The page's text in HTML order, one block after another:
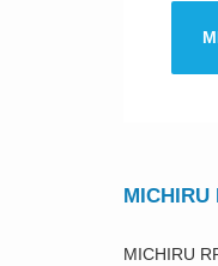
MICHIRU
MICHIRU